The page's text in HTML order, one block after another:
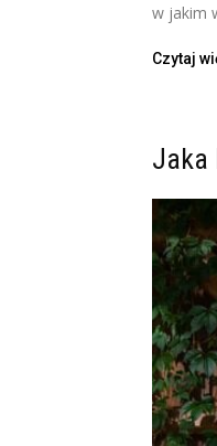
w jakim
Czytaj
Jaka